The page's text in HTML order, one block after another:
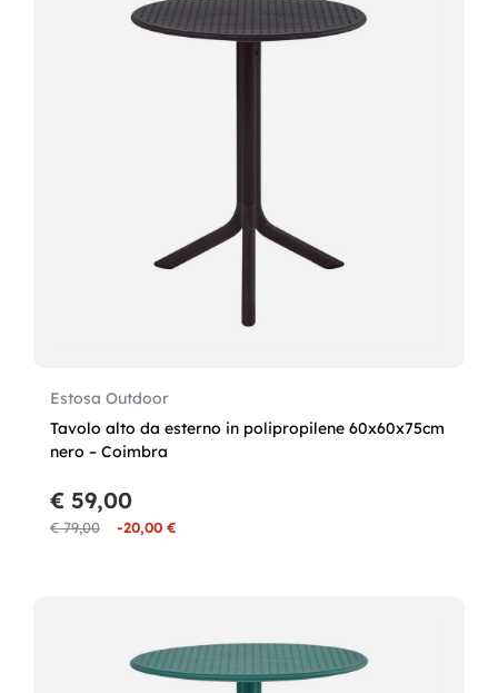
Estosa Outdoor
Tavolo alto da esterno in polipropilene 60x60x75cm
nero – Coimbra
€ 79,00 -20,00 €
€ 59,00